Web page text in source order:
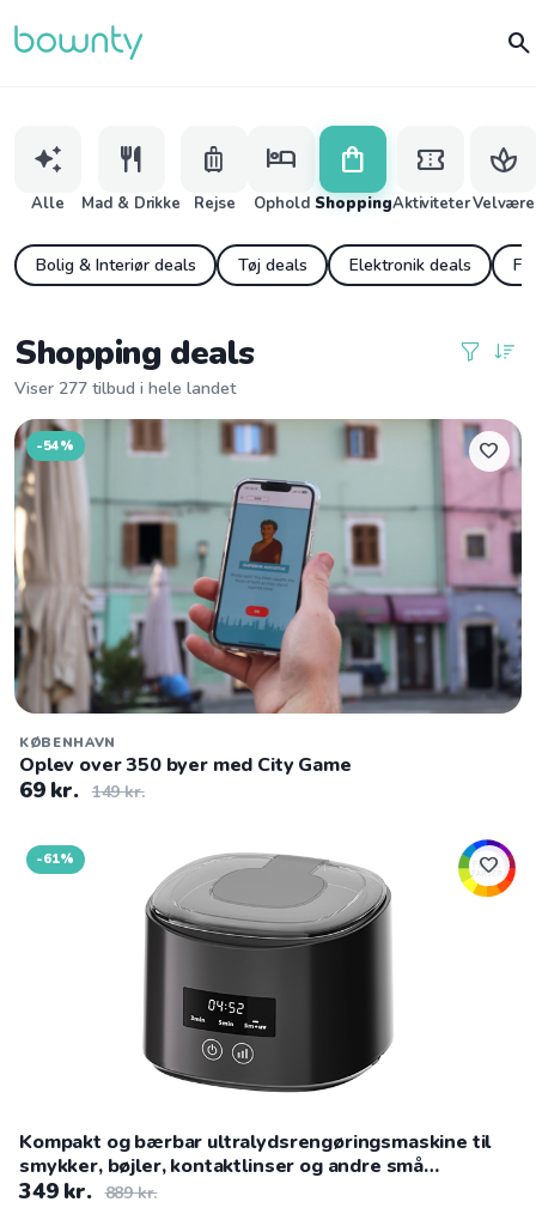
search
auto_awesome
Alle
restaurant
Mad & Drikke
luggage
Rejse
hotel
Ophold
shopping_bag
Shopping
confirmation_number
Aktiviteter
spa
Velvære
Bolig & Interiør deals Tøj deals Elektronik deals
Shopping deals
Viser 277 tilbud i hele landet
-54% favorite
KØBENHAVN
Oplev over 350 byer med City Game
69 kr. 149 kr.
-61% favorite
Kompakt og bærbar ultralydsrengøringsmaskine til
smykker, bøjler, kontaktlinser og andre små
genstande i hjemmet
349 kr. 889 kr.